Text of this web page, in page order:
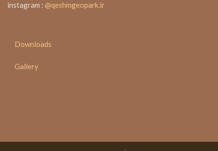
instagram : @qeshmgeopark.ir
Downloads
Gallery